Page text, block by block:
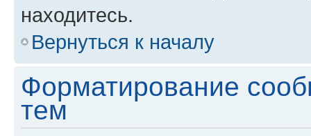
находитесь.
Вернуться к началу
Форматирование
тем